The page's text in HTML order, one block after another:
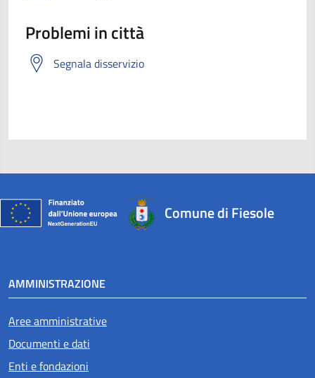
Problemi in città
Segnala disservizio
Comune di Fiesole
AMMINISTRAZIONE
Aree amministrative
Documenti e dati
Enti e fondazioni